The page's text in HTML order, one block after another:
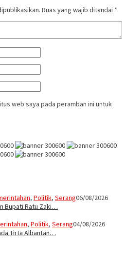
Ruas yang wajib ditandai *
web saya pada peramban ini untuk
, Politik, Serang06/08/2026
Bupati Ratu Zaki…
, Politik, Serang04/08/2026
Tirta Albantan…